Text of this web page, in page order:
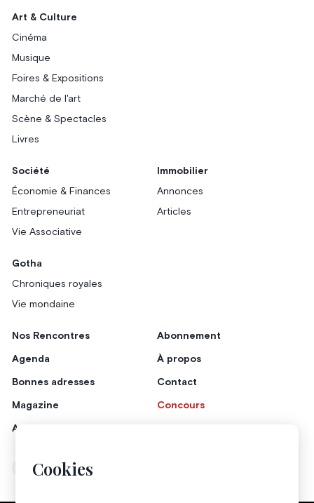
Cookies
Art & Culture
Cinéma
Musique
Foires & Expositions
Marché de l'art
Scène & Spectacles
Livres
Société
Économie & Finances
Entrepreneuriat
Vie Associative
Immobilier
Annonces
Articles
Gotha
Chroniques royales
Vie mondaine
Nos Rencontres
Agenda
Bonnes adresses
Magazine
Annonceurs
Abonnement
À propos
Contact
Concours
Instagram